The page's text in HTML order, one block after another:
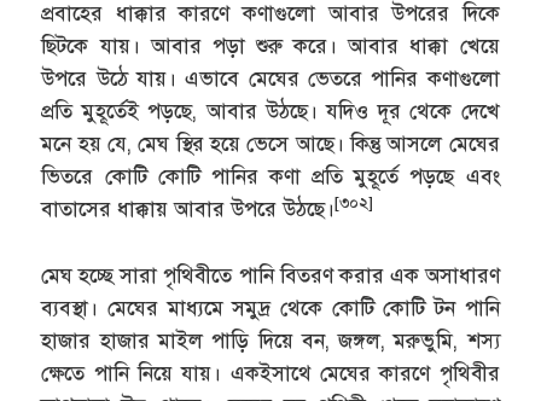
প্রবাহের ধাক্কার কারণে কণাগুলো আবার উপরের দিকে
ছিটকে যায়। আবার পড়া শুরু করে। আবার ধাক্কা খেয়ে
উপরে উঠে যায়। এভাবে মেঘের ভেতরে পানির কণাগুলো
প্রতি মুহূর্তেই পড়ছে, আবার উঠছে। যদিও দূর থেকে দেখে
মনে হয় যে, মেঘ স্থির হয়ে ভেসে আছে। কিন্তু আসলে মেঘের
ভিতরে কোটি কোটি পানির কণা প্রতি মুহূর্তে পড়ছে এবং
বাতাসের ধাক্কায় আবার উপরে উঠছে।[৩০২]
মেঘ হচ্ছে সারা পৃথিবীতে পানি বিতরণ করার এক অসাধারণ
ব্যবস্থা। মেঘের মাধ্যমে সমুদ্র থেকে কোটি কোটি টন পানি
হাজার হাজার মাইল পাড়ি দিয়ে বন, জঙ্গল, মরুভুমি, শস্য
ক্ষেতে পানি নিয়ে যায়। একইসাথে মেঘের কারণে পৃথিবীর